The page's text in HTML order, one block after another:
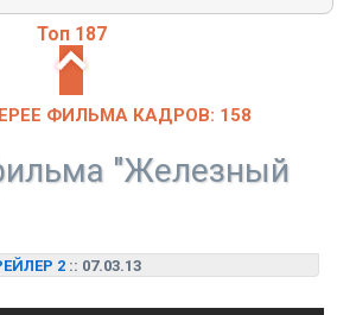
Топ 187
ФИЛЬМА КАДРОВ: 158
"Железный
2 :: 07.03.13